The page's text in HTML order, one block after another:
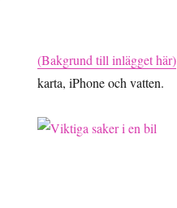
(Bakgrund till inlägget här)
karta, iPhone och vatten.